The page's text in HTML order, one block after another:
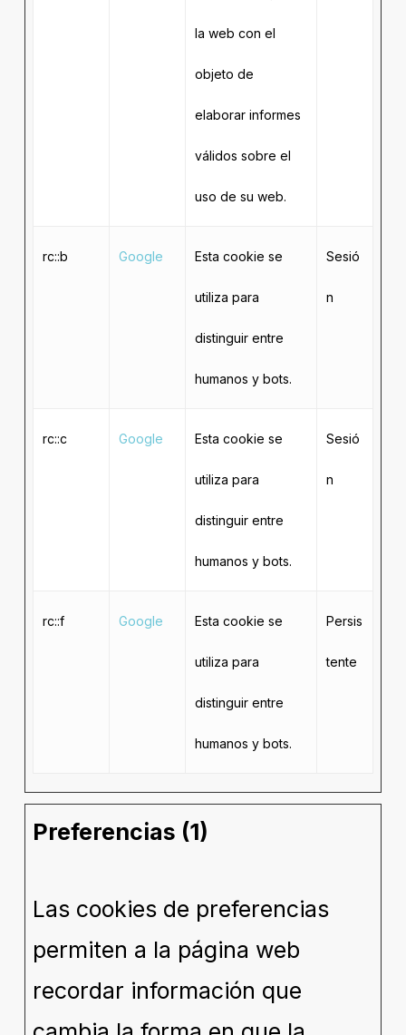
la web con el
objeto de
elaborar informes
válidos sobre el
uso de su web.
rc::b Google Esta cookie se
utiliza para
distinguir entre
humanos y bots.
Sesió
n
rc::c Google Esta cookie se
utiliza para
distinguir entre
humanos y bots.
Sesió
n
rc::f Google Esta cookie se
utiliza para
distinguir entre
humanos y bots.
Persis
tente
Preferencias (1)
Las cookies de preferencias
permiten a la página web
recordar información que